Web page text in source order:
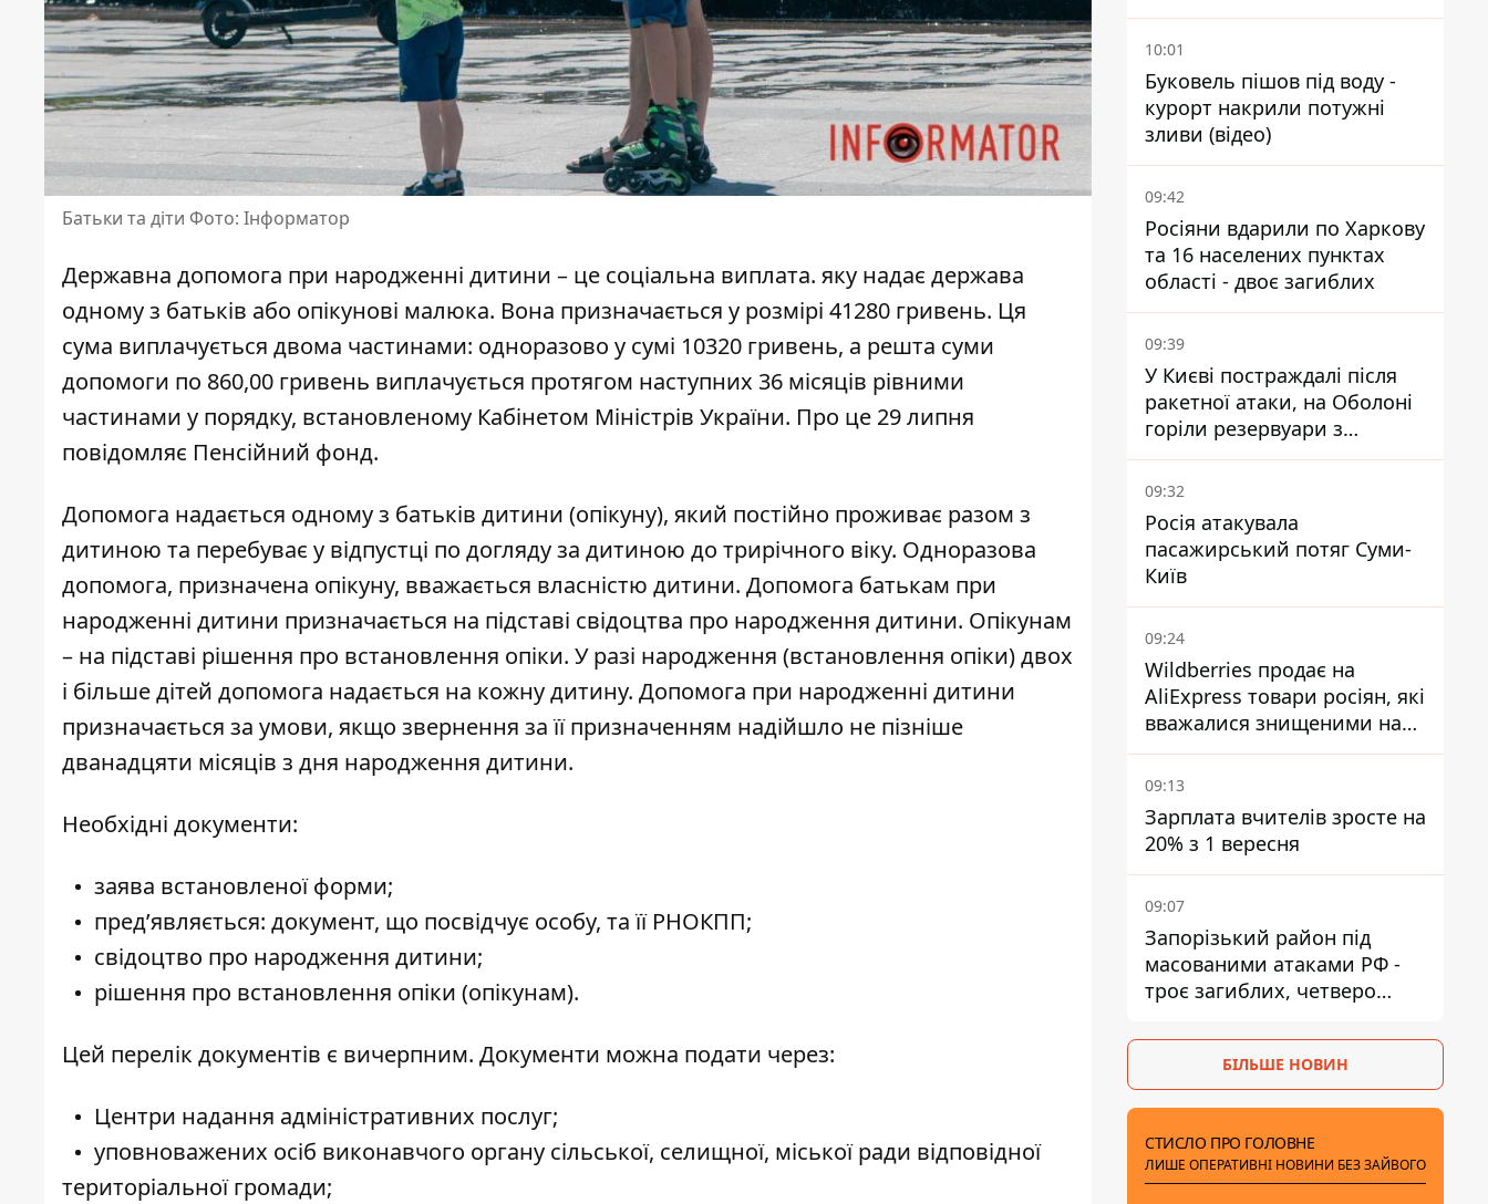
Батьки та діти Фото: Інформатор
Державна допомога при народженні дитини – це соціальна виплата. яку надає держава
одному з батьків або опікунові малюка. Вона призначається у розмірі 41280 гривень. Ця
сума виплачується двома частинами: одноразово у сумі 10320 гривень, а решта суми
допомоги по 860,00 гривень виплачується протягом наступних 36 місяців рівними
частинами у порядку, встановленому Кабінетом Міністрів України. Про це 29 липня
повідомляє Пенсійний фонд.
Допомога надається одному з батьків дитини (опікуну), який постійно проживає разом з
дитиною та перебуває у відпустці по догляду за дитиною до трирічного віку. Одноразова
допомога, призначена опікуну, вважається власністю дитини. Допомога батькам при
народженні дитини призначається на підставі свідоцтва про народження дитини. Опікунам
– на підставі рішення про встановлення опіки. У разі народження (встановлення опіки) двох
і більше дітей допомога надається на кожну дитину. Допомога при народженні дитини
призначається за умови, якщо звернення за її призначенням надійшло не пізніше
дванадцяти місяців з дня народження дитини.
Необхідні документи:
заява встановленої форми;
пред’являється: документ, що посвідчує особу, та її РНОКПП;
свідоцтво про народження дитини;
рішення про встановлення опіки (опікунам).
Цей перелік документів є вичерпним. Документи можна подати через:
Центри надання адміністративних послуг;
уповноважених осіб виконавчого органу сільської, селищної, міської ради відповідної
територіальної громади;
у Чорному та Азовському
морях
10:01
Буковель пішов під воду -
курорт накрили потужні
зливи (відео)
09:42
Росіяни вдарили по Харкову
та 16 населених пунктах
області - двоє загиблих
09:39
У Києві постраждалі після
ракетної атаки, на Оболоні
горіли резервуари з
паливом
09:32
Росія атакувала
пасажирський потяг Суми-
Київ
09:24
Wildberries продає на
AliExpress товари росіян, які
вважалися знищеними на
складах
09:13
Зарплата вчителів зросте на
20% з 1 вересня
09:07
Запорізький район під
масованими атаками РФ -
троє загиблих, четверо
БІЛЬШЕ НОВИН
СТИСЛО ПРО ГОЛОВНЕ
ЛИШЕ ОПЕРАТИВНІ НОВИНИ БЕЗ ЗАЙВОГО